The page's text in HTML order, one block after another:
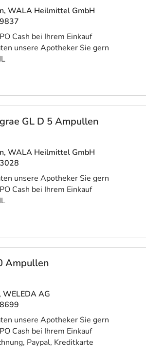
, WALA Heilmittel GmbH
GL D 5 Ampullen
, WALA Heilmittel GmbH
Ampullen
, WELEDA AG